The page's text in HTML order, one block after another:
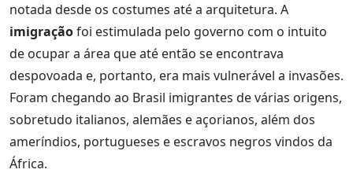
notada desde os costumes até a arquitetura. A
imigraçãofoi estimulada pelo governo com o intuito
de ocupar a área que até então se encontrava
despovoada e, portanto, era mais vulnerável a invasões.
Foram chegando ao Brasil imigrantes de várias origens,
sobretudo italianos, alemães e açorianos, além dos
ameríndios, portugueses e escravos negros vindos da
África.